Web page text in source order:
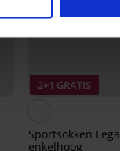
2+1 GRATIS
Sportsokken
enkelhoog